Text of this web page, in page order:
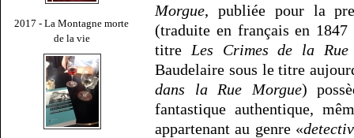
2017 - La Montagne morte
de la vie
Morgue, publiée pour la
(traduite en français en
titre Les Crimes de la Rue
Baudelaire sous le titre
dans la Rue Morgue)
fantastique authentique,
appartenant au genre «